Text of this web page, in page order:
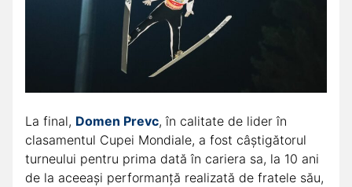
La final, Domen Prevc, în calitate de lider în
clasamentul Cupei Mondiale, a fost câștigătorul
turneului pentru prima dată în cariera sa, la 10 ani
de la aceeași performanță realizată de fratele său,